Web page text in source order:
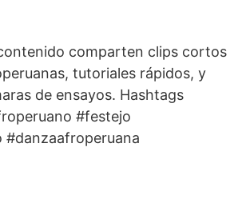
comparten clips cortos
tutoriales rápidos, y
de ensayos. Hashtags
#festejo
#danzaafroperuana